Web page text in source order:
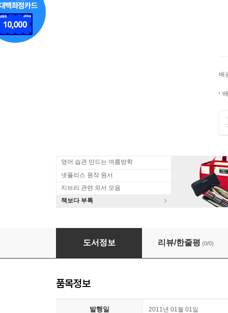
배
영어 습관 만드는 여름방학
넷플리스 원작 원서
지브리 관련 외서 모음
책보다 부록
Mack the Knife: Conductor Score & Parts
도서정보 리뷰/한줄평 (0/0)
품목정보
발행일 2011년 01월 01일